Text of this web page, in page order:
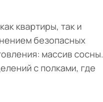
квартиры, так и
безопасных
массив сосны.
с полками, где